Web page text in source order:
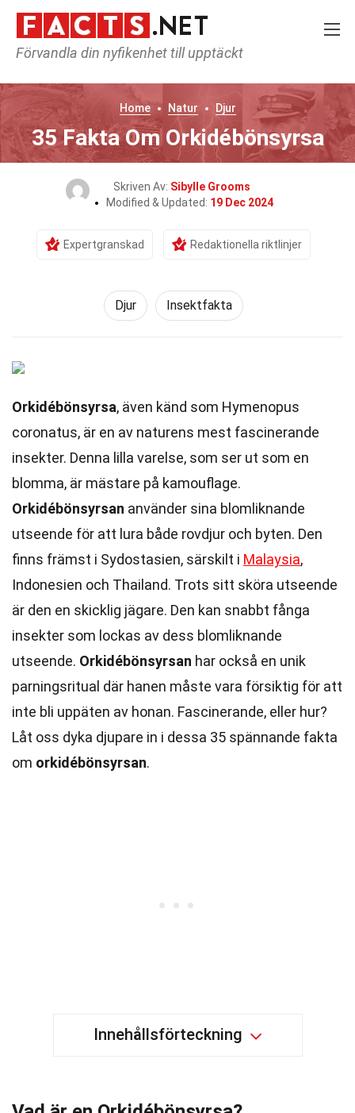
Förvandla din nyfikenhet till upptäckt
Home Natur Djur
35 Fakta Om Orkidébönsyrsa
Skriven Av: Sibylle Grooms
Modified & Updated: 19 Dec 2024
Expertgranskad Redaktionella riktlinjer
Djur Insektfakta
Orkidébönsyrsa, även känd som Hymenopus
coronatus, är en av naturens mest fascinerande
insekter. Denna lilla varelse, som ser ut som en
blomma, är mästare på kamouflage.
Orkidébönsyrsan använder sina blomliknande
utseende för att lura både rovdjur och byten. Den
finns främst i Sydostasien, särskilt i Malaysia,
Indonesien och Thailand. Trots sitt sköra utseende
är den en skicklig jägare. Den kan snabbt fånga
insekter som lockas av dess blomliknande
utseende. Orkidébönsyrsan har också en unik
parningsritual där hanen måste vara försiktig för att
inte bli uppäten av honan. Fascinerande, eller hur?
Låt oss dyka djupare in i dessa 35 spännande fakta
om orkidébönsyrsan.
Innehållsförteckning